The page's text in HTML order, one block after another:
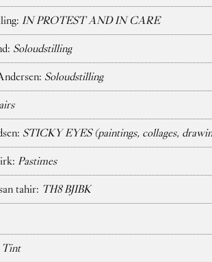
IN PROTEST AND IN CARE
Soloudstilling
Soloudstilling
STICKY EYES (paintings, collages,
Pastimes
tahir: TH8 BJIBK
Tint